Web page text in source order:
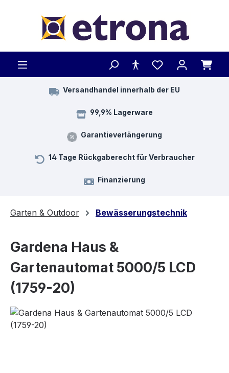
Versandhandel innerhalb der EU
99,9% Lagerware
Garantieverlängerung
14 Tage Rückgaberecht für Verbraucher
Finanzierung
Garten & Outdoor Bewässerungstechnik
Gardena Haus &
Gartenautomat 5000/5 LCD
(1759-20)
Bildergalerie überspringen